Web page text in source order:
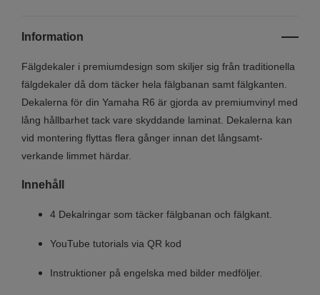
Information
Fälgdekaler i premiumdesign som skiljer sig från traditionella
fälgdekaler då dom täcker hela fälgbanan samt fälgkanten.
Dekalerna för din Yamaha R6 är gjorda av premiumvinyl med
lång hållbarhet tack vare skyddande laminat. Dekalerna kan
vid montering flyttas flera gånger innan det långsamt-
verkande limmet härdar.
Innehåll
4 Dekalringar som täcker fälgbanan och fälgkant.
YouTube tutorials via QR kod
Instruktioner på engelska med bilder medföljer.